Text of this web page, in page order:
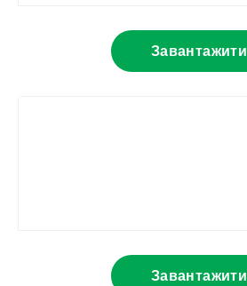
Завантажити
Завантажити